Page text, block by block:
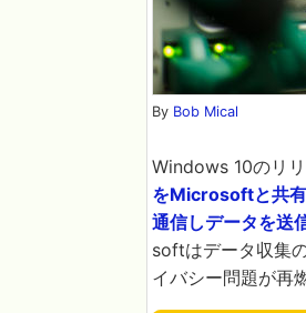
By Bob Mical
Windows 10のリリ
をMicrosoftと共
通信しデータを送
softはデータ収集
イバシー問題が再